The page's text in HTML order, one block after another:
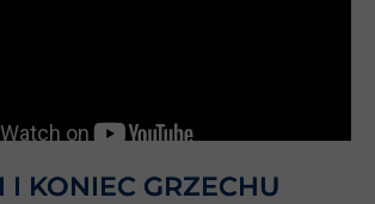
I KONIEC GRZECHU
I KONIEC GRZECHU